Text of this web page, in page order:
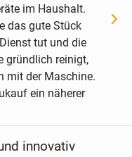
im Haushalt.
das gute Stück
tut und die
gründlich reinigt,
mit der Maschine.
ein näherer
innovativ